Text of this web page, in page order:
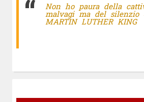
Non ho paura della
malvagi ma del silenzio
MARTIN LUTHER KING